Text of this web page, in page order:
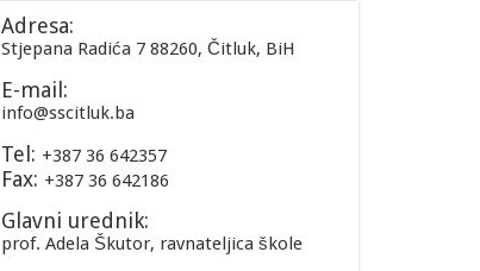
Adresa:
Stjepana Radića 7 88260, Čitluk, BiH
E-mail:
info@sscitluk.ba
Tel: +387 36 642357
Fax: +387 36 642186
Glavni urednik:
prof. Adela Škutor, ravnateljica škole